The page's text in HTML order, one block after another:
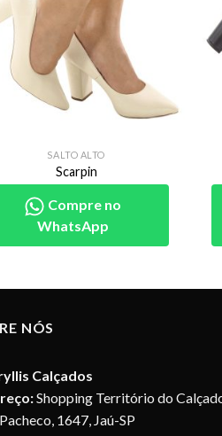
SALTO ALTO
Scarpin
Compre no
WhatsApp
NÓS
Calçados
Shopping Território do
1647, Jaú-SP